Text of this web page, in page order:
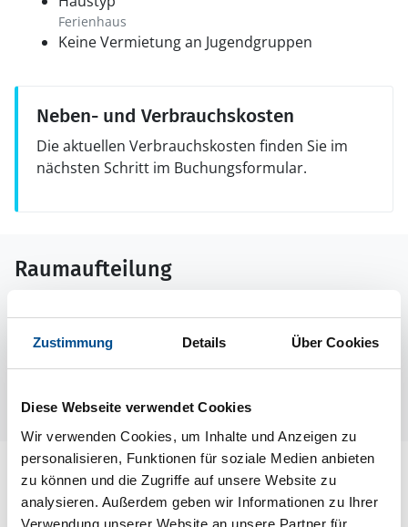
Zustimmung Details Über Cookies
Diese Webseite verwendet Cookies
Wir verwenden Cookies, um Inhalte und Anzeigen zu
personalisieren, Funktionen für soziale Medien anbieten
zu können und die Zugriffe auf unsere Website zu
analysieren. Außerdem geben wir Informationen zu Ihrer
Verwendung unserer Website an unsere Partner für
Ferienhaus
Keine Vermietung an Jugendgruppen
Neben- und Verbrauchskosten
Die aktuellen Verbrauchskosten finden Sie im
nächsten Schritt im Buchungsformular.
Raumaufteilung
Lageplan
Adresse